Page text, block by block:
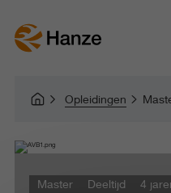
Opleidingen
Master Deeltijd 4